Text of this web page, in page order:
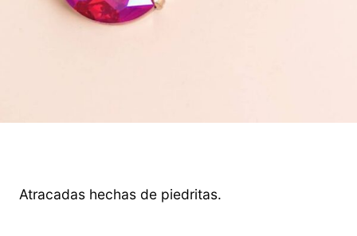
Atracadas hechas de piedritas.